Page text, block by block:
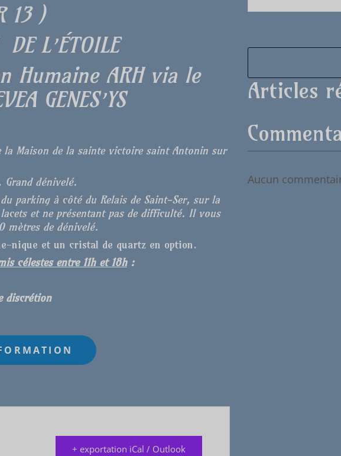
13 )
L’ÉTOILE
Humaine ARH via le
GENES’YS
la Maison de la sainte victoire saint Antonin sur
Grand dénivelé.
parking à côté du Relais de Saint-Ser, sur la
et ne présentant pas de difficulté. Il vous
mètres de dénivelé.
nique et un cristal de quartz en option.
célestes entre 11h et 18h:
discrétion
+ exportation iCal / Outlook
Articles
Aucun